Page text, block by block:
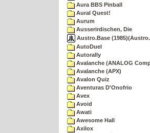
Aura BBS Pinball
Aural Quest!
Aurum
Ausserirdischen, Die
Austro.Base
AutoDuel
Autorally
Avalanche (ANALOG
Avalanche (APX)
Avalon Quiz
Aventuras D'Onofrio
Avex
Avoid
Awati
Awesome Hall
Axilox